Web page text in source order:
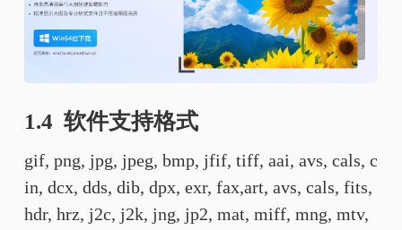
1.4 软件支持格式
gif, png, jpg, jpeg, bmp, jfif, tiff, aai, avs, cals, c
in, dcx, dds, dib, dpx, exr, fax,art, avs, cals, fits,
hdr, hrz, j2c, j2k, jng, jp2, mat, miff, mng, mtv,